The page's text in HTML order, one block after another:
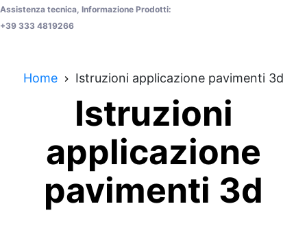
Assistenza tecnica, Informazione Prodotti:
+39 333 4819266
Home Istruzioni applicazione pavimenti 3d
Istruzioni
applicazione
pavimenti 3d